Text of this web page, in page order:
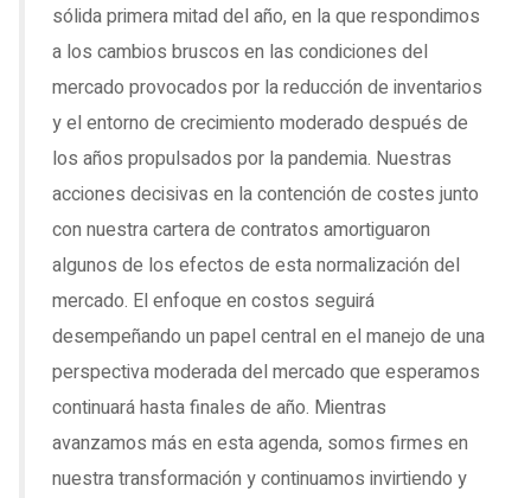
sólida primera mitad del año, en la que respondimos
a los cambios bruscos en las condiciones del
mercado provocados por la reducción de inventarios
y el entorno de crecimiento moderado después de
los años propulsados por la pandemia. Nuestras
acciones decisivas en la contención de costes junto
con nuestra cartera de contratos amortiguaron
algunos de los efectos de esta normalización del
mercado. El enfoque en costos seguirá
desempeñando un papel central en el manejo de una
perspectiva moderada del mercado que esperamos
continuará hasta finales de año. Mientras
avanzamos más en esta agenda, somos firmes en
nuestra transformación y continuamos invirtiendo y